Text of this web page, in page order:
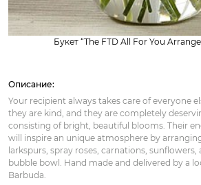
Букет “The FTD All For You
Описание:
Your recipient always takes care of everyone
they are kind, and they are completely
consisting of bright, beautiful blooms. Their
will inspire an unique atmosphere by
larkspurs, spray roses, carnations, sunflowers,
bubble bowl. Hand made and delivered by a
Barbuda.